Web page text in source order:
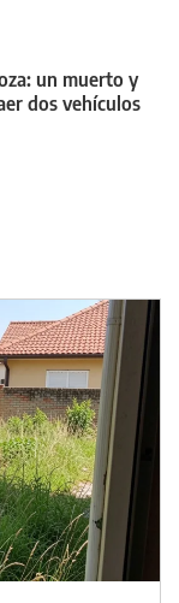
un muerto y
dos vehículos